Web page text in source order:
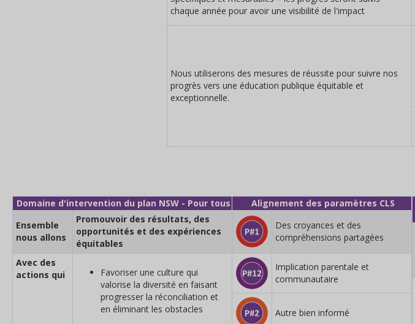
chaque année pour avoir une visibilité de l'impact
Nous utiliserons des mesures de réussite pour suivre nos
progrès vers une éducation publique équitable et
exceptionnelle.
Domaine d'intervention du plan NSW - Pour tous
Alignement des paramètres CLS
Ensemble
nous allons
Promouvoir des résultats, des
opportunités et des expériences
équitables
Des croyances et des
compréhensions partagées
Avec des
actions qui
Favoriser une culture qui
valorise la diversité en faisant
progresser la réconciliation et
en éliminant les obstacles
Implication parentale et
communautaire
Autre bien informé